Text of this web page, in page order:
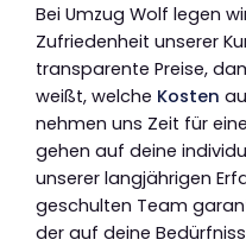
Bei Umzug Wolf legen
Zufriedenheit unserer
transparente Preise,
weißt, welche Kosten
nehmen uns Zeit für
gehen auf deine
unserer langjährigen
geschulten Team
der auf deine